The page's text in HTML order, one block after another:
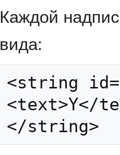
Каждой
вида:
<string
<text>Y</
</string>